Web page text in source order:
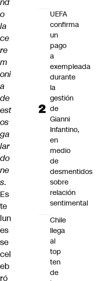
o
la
ce
re
m
oni
a
de
est
os
ga
lar
do
ne
s.
Es
te
lun
es
se
cel
eb
ró
UEFA
confirma
un
pago
a
exempleada
durante
la
gestión
de
Gianni
Infantino,
en
medio
de
desmentidos
sobre
relación
sentimental
Chile
llega
al
top
ten
de